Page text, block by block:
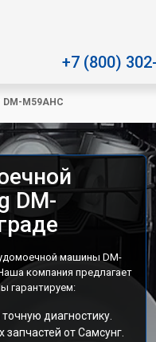
+7 (800)
DM-M59AHC
DM-
машины DM-
компания предлагает
гарантируем:
диагностику.
от Самсунг.